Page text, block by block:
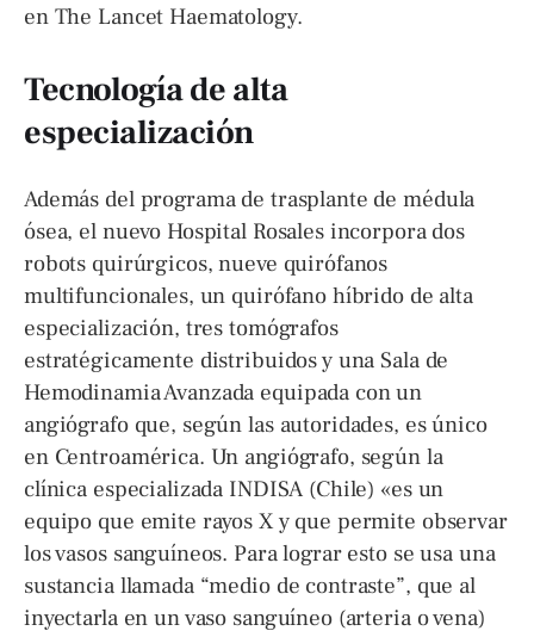
en The Lancet Haematology.
Tecnología de alta
especialización
Además del programa de trasplante de médula
ósea, el nuevo Hospital Rosales incorpora dos
robots quirúrgicos, nueve quirófanos
multifuncionales, un quirófano híbrido de alta
especialización, tres tomógrafos
estratégicamente distribuidos y una Sala de
Hemodinamia Avanzada equipada con un
angiógrafo que, según las autoridades, es único
en Centroamérica. Un angiógrafo, según la
clínica especializada INDISA (Chile) «es un
equipo que emite rayos X y que permite observar
los vasos sanguíneos. Para lograr esto se usa una
sustancia llamada “medio de contraste”, que al
inyectarla en un vaso sanguíneo (arteria o vena)